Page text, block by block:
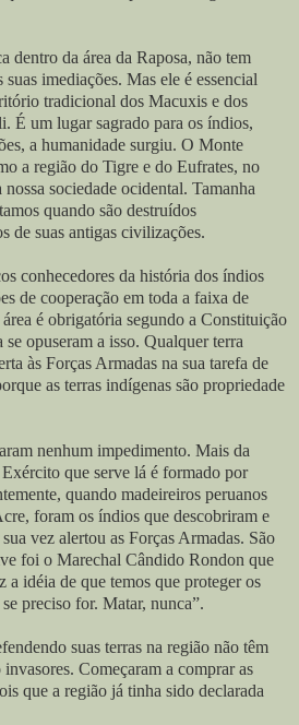
dentro da área da Raposa, não tem
imediações. Mas ele é essencial
tradicional dos Macuxis e dos
É um lugar sagrado para os índios,
a humanidade surgiu. O Monte
a região do Tigre e do Eufrates, no
sociedade ocidental. Tamanha
quando são destruídos
de suas antigas civilizações.
conhecedores da história dos índios
de cooperação em toda a faixa de
é obrigatória segundo a Constituição
opuseram a isso. Qualquer terra
às Forças Armadas na sua tarefa de
as terras indígenas são propriedade
nenhum impedimento. Mais da
que serve lá é formado por
quando madeireiros peruanos
foram os índios que descobriram e
vez alertou as Forças Armadas. São
foi o Marechal Cândido Rondon que
a idéia de que temos que proteger os
preciso for. Matar, nunca”.
suas terras na região não têm
Começaram a comprar as
que a região já tinha sido declarada